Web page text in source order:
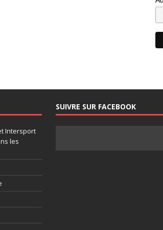
Intersport
les
SUIVRE SUR FACEBOOK